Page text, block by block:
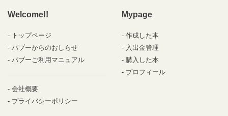
Welcome!!
トップページ
パブーからのおしらせ
パブーご利用マニュアル
会社概要
プライバシーポリシー
Mypage
作成した本
入出金管理
購入した本
プロフィール